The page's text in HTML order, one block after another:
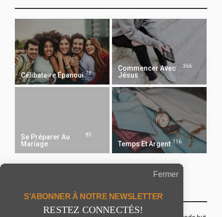
Célibataire Épanoui 78
Commencer Avec
Jésus
366
Se Préparer Au
Mariage
85
Temps Et Argent 116
Fermer
S'ABONNER À NOTRE NEWSLETTER
RESTEZ CONNECTÉS!